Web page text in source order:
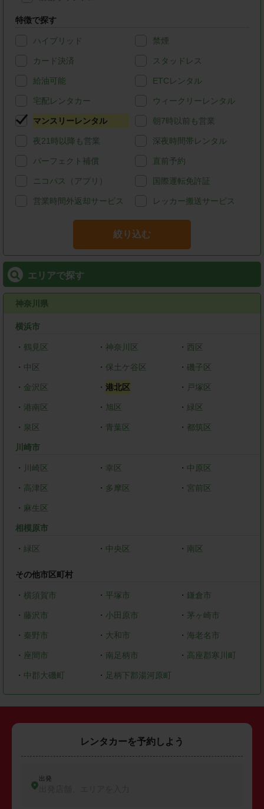
特徴で探す
ハイブリッド 禁煙
カード決済 スタッドレス
給油可能 ETCレンタル
宅配レンタカー ウィークリーレンタル
マンスリーレンタル 朝7時以前も営業
夜21時以降も営業 深夜時間帯レンタル
パーフェクト補償 直前予約
ニコパス（アプリ） 国際運転免許証
営業時間外返却サービス レッカー搬送サービス
絞り込む
エリアで探す
神奈川県
横浜市
・ 鶴見区 ・ 神奈川区 ・ 西区
・ 中区 ・ 保土ケ谷区 ・磯子区
・ 金沢区 ・ 港北区 ・ 戸塚区
・ 港南区 ・ 旭区 ・ 緑区
・ 泉区 ・ 青葉区 ・ 都筑区
川崎市
・ 川崎区 ・ 幸区 ・ 中原区
・ 高津区 ・ 多摩区 ・ 宮前区
・ 麻生区
相模原市
・ 緑区 ・ 中央区 ・ 南区
その他市区町村
・ 横須賀市 ・ 平塚市 ・ 鎌倉市
・ 藤沢市 ・ 小田原市 ・ 茅ヶ崎市
・ 秦野市 ・ 大和市 ・ 海老名市
・ 座間市 ・ 南足柄市 ・ 高座郡寒川町
・ 中郡大磯町 ・ 足柄下郡湯河原町
レンタカーを予約しよう
出発